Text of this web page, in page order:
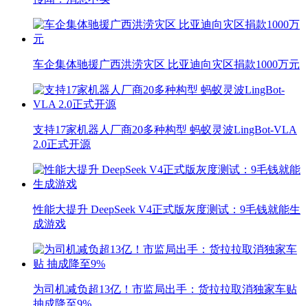
车企集体驰援广西洪涝灾区 比亚迪向灾区捐款1000万元
支持17家机器人厂商20多种构型 蚂蚁灵波LingBot-VLA
2.0正式开源
性能大提升 DeepSeek V4正式版灰度测试：9毛钱就能生
成游戏
为司机减负超13亿！市监局出手：货拉拉取消独家车贴
抽成降至9%